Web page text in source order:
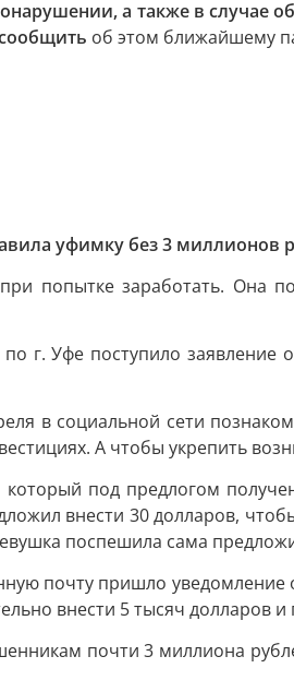
а также в
об этом ближайшему
уфимку без 3 миллионов
попытке заработать. Она
г. Уфе поступило заявление
в социальной сети
А чтобы укрепить
под предлогом
внести 30 долларов,
поспешила сама
почту пришло
внести 5 тысяч долларов и
почти 3 миллиона